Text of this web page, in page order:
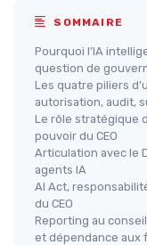
SOMMAIRE
Pourquoi l’IA
question de
Les quatre piliers
autorisation, audit,
Le rôle stratégique
pouvoir du CEO
Articulation avec le
agents IA
AI Act,
du CEO
Reporting au
et dépendance aux